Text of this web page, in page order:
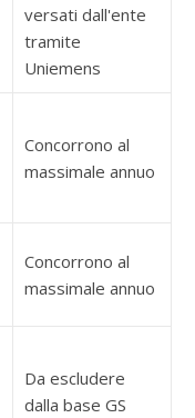
versati dall'ente
tramite
Uniemens
Concorrono al
massimale annuo
Concorrono al
massimale annuo
Da escludere
dalla base GS